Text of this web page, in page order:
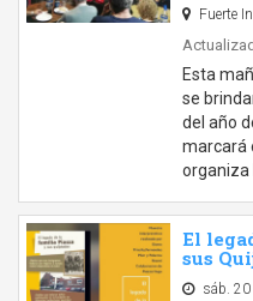
Fuerte
Esta
se
del año
marcará
organiza
El
sus
sáb.